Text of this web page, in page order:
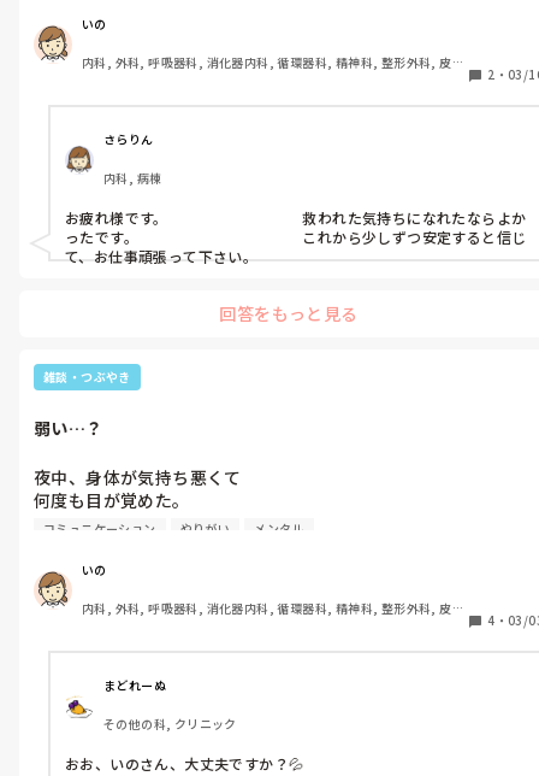
人間関係さえ良ければな…。
｢ストレス｣
｢ホルモンバランスの乱れ｣
あぁ、ひとりになりたい。
ひとりは寂しいのに。
前だけ向いていたい。
｢あの時はあぁだったけど｣って
懐かしい思い出に出来る日が来るかな。
そうなると、いいな。
あとは、言葉がたまに気になる先輩がいて、
自分の心の調子が悪い時はダメージが
大きいくらいかな…。
なんだか黒くてなかなか消えなくて。
良い日が続くと不安になるという
いつもの私の癖なのか…？
純粋に、
自分の克服できそうなポイントが。
少しずつ前に進んで行こう。
｢何でこんなになるまで来なかったの！｣
仕事を休みたくなかったから…と素直に答え
定期受診を固く誓いました(T^T)
生理痛とは無縁の私が、
20歳くらいの時から酷く重い生理痛に。
今思えばその頃から性格？が変わった。
喜怒哀楽が単発的で、
自分でも体力の消耗を感じるくらいの
そして今日に至るまでの間ずっと、
もう若い頃からだから、
ずっと言われてきました。
ですが、つい先月。
些細な事がきっかけで旦那と喧嘩に。
自分でも驚くぐらいの大声で叫びました。
｢いい加減にして！！！｣
｢何年言い続ければ分かってくれるの！！！｣
旦那は、そんな私の姿を初めて見て、
｢ごめんね、今は落ち着いて、深呼吸して｣
いの
内科, 外科, 呼吸器科, 消化器内科, 循環器科, 精神科, 整形外科, 皮膚
2 ・ 03/
さらりん
内科, 病棟
お疲れ様です。　　　　　　　　　救われた気持ちになれたならよか
ったです。　　　　　　　　　　　これから少しずつ安定すると信じ
て、お仕事頑張って下さい。
回答をもっと見る
雑談・つぶやき
弱い…？
夜中、身体が気持ち悪くて
何度も目が覚めた。
きつくて熱を測ったら38.5℃
今流行ってるしインフルかな…
結局今日と、念の為明日も休みを
いただくことになりました。
2日で1万円くらいお給料減るのが
コミュニケーション やりがい メンタル
いの
内科, 外科, 呼吸器科, 消化器内科, 循環器科, 精神科, 整形外科, 皮膚
4 ・ 03/
まどれーぬ
その他の科, クリニック
おお、いのさん、大丈夫ですか？💦